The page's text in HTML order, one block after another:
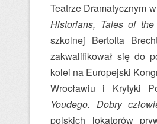
Teatrze Dramatycznym
Historians, Tales of
szkolnej Bertolta
zakwalifikował się do
kolei na Europejski
Wrocławiu i Krytyki
Youdego. Dobry
polskich lokatorów